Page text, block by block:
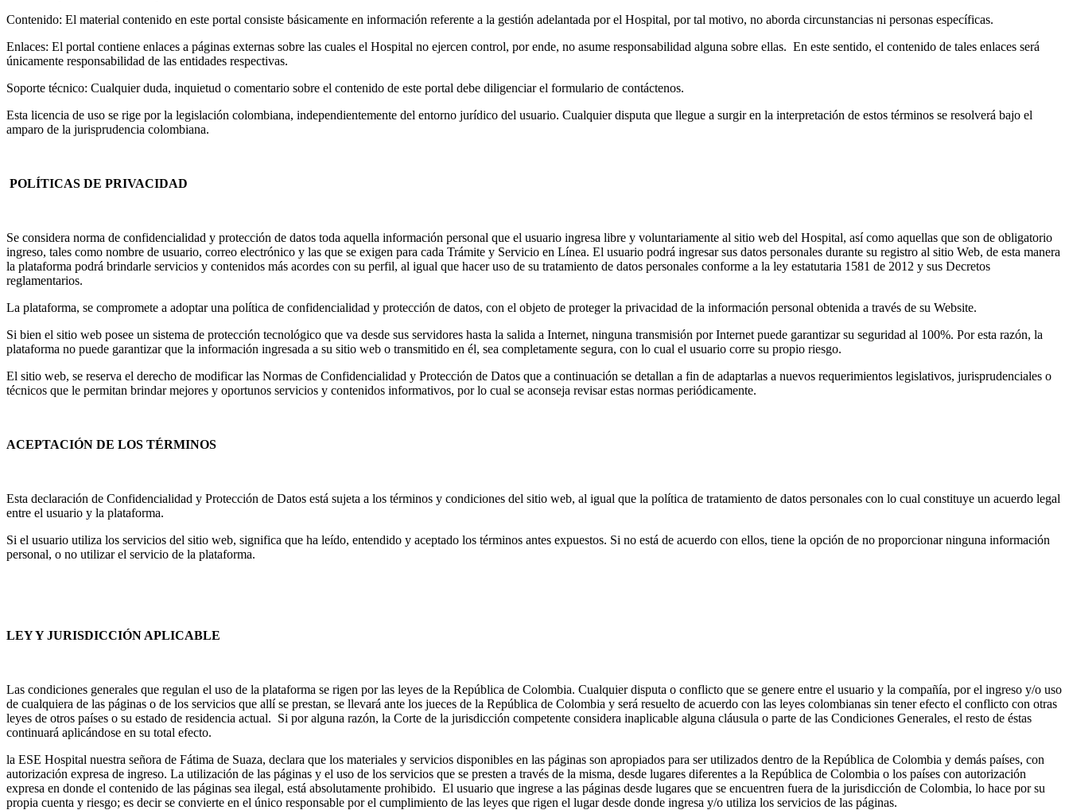
Contenido: El material contenido en este portal consiste básicamente en información referente a la gestión adelantada por el Hospital, por tal motivo, no aborda circunstancias ni personas específicas.
Enlaces: El portal contiene enlaces a páginas externas sobre las cuales el Hospital no ejercen control, por ende, no asume responsabilidad alguna sobre ellas. En este sentido, el contenido de tales enlaces será
únicamente responsabilidad de las entidades respectivas.
Soporte técnico: Cualquier duda, inquietud o comentario sobre el contenido de este portal debe diligenciar el formulario de contáctenos.
Esta licencia de uso se rige por la legislación colombiana, independientemente del entorno jurídico del usuario. Cualquier disputa que llegue a surgir en la interpretación de estos términos se resolverá bajo el
amparo de la jurisprudencia colombiana.
POLÍTICAS DE PRIVACIDAD
Se considera norma de confidencialidad y protección de datos toda aquella información personal que el usuario ingresa libre y voluntariamente al sitio web del Hospital, así como aquellas que son de obligatorio
ingreso, tales como nombre de usuario, correo electrónico y las que se exigen para cada Trámite y Servicio en Línea. El usuario podrá ingresar sus datos personales durante su registro al sitio Web, de esta manera
la plataforma podrá brindarle servicios y contenidos más acordes con su perfil, al igual que hacer uso de su tratamiento de datos personales conforme a la ley estatutaria 1581 de 2012 y sus Decretos
reglamentarios.
La plataforma, se compromete a adoptar una política de confidencialidad y protección de datos, con el objeto de proteger la privacidad de la información personal obtenida a través de su Website.
Si bien el sitio web posee un sistema de protección tecnológico que va desde sus servidores hasta la salida a Internet, ninguna transmisión por Internet puede garantizar su seguridad al 100%. Por esta razón, la
plataforma no puede garantizar que la información ingresada a su sitio web o transmitido en él, sea completamente segura, con lo cual el usuario corre su propio riesgo.
El sitio web, se reserva el derecho de modificar las Normas de Confidencialidad y Protección de Datos que a continuación se detallan a fin de adaptarlas a nuevos requerimientos legislativos, jurisprudenciales o
técnicos que le permitan brindar mejores​ y oportunos servicios y contenidos informativos, por lo cual se aconseja revisar estas normas periódicamente.
​​ACEPTACIÓN DE LOS TÉRMINOS
Esta declaración de Confidencialidad y Protección de Datos está sujeta a los términos y condiciones del sitio web, al igual que la política de tratamiento de datos personales con lo cual constituye un acuerdo legal
entre el usuario y la plataforma.
Si el usuario utiliza los servicios del sitio web, significa que ha leído, entendido y aceptado los términos antes expuestos. Si no está de acuerdo con ellos, tiene la opción de no proporcionar ninguna información
personal, o no utilizar el servicio de la plataforma.
​​LEY Y JURISDICCIÓN APLICABLE
Las condiciones generales que regulan el uso de la plataforma se rigen por las leyes de la República de Colombia. Cualquier disputa o conflicto que se genere entre el usuario y la compañía, por el ingreso y/o uso
de cualquiera de las páginas o de los servicios que allí se prestan, se llevará ante los jueces de la República de Colombia y será resuelto de acuerdo con las leyes colombianas sin tener efecto el conflicto con otras
leyes de otros países o su estado de residencia actual. Si por alguna razón, la Corte de la jurisdicción competente considera inaplicable alguna cláusula o parte de las Condiciones Generales, el resto de éstas
continuará aplicándose en su total efecto.
la ESE Hospital nuestra señora de Fátima de Suaza, declara que los materiales y servicios disponibles en las páginas son apropiados para ser utilizados dentro de la República de Colombia y demás países, con
autorización expresa de ingreso. La utilización de las páginas y el uso de los servicios que se presten a través de la misma, desde lugares diferentes a la República de Colombia o los países con autorización
expresa en donde el contenido de las páginas sea ilegal, está absolutamente prohibido. El usuario que ingrese a las páginas desde lugares que se encuentren fuera de la jurisdicción de Colombia, lo hace por su
propia cuenta y riesgo; es decir se convierte en el único responsable por el cumplimiento de las leyes que rigen el lugar desde donde ingresa y/o utiliza los servicios de las páginas.